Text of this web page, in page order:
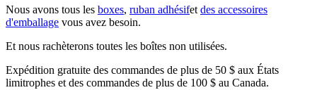
Nous avons tous les boxes, ruban adhésifetdes accessoires
d'emballage vous avez besoin.
Et nous rachèterons toutes les boîtes non utilisées.
Expédition gratuite des commandes de plus de 50 $ aux États
limitrophes et des commandes de plus de 100 $ au Canada.